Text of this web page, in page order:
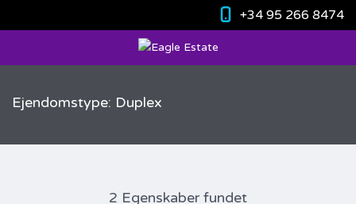
+34 95 266 8474
Ejendomstype: Duplex
2 Egenskaber fundet